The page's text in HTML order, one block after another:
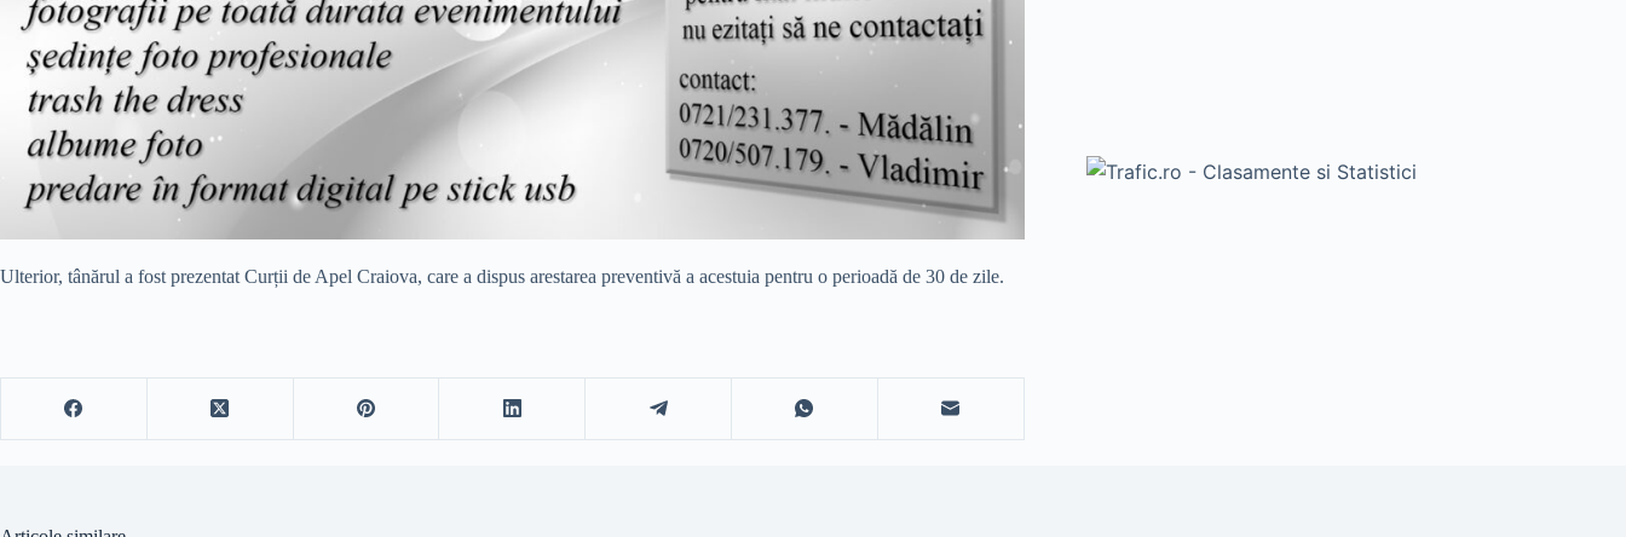
Ulterior, tânărul a fost prezentat Curții de Apel Craiova, care a dispus arestarea preventivă a acestuia pentru o perioadă de 30 de zile.